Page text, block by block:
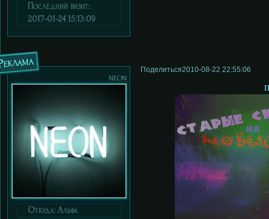
Последний визит:
2017-01-24 15:13:09
Поделиться2010-08-22 22:55:06
neon
Откуда: Альфа